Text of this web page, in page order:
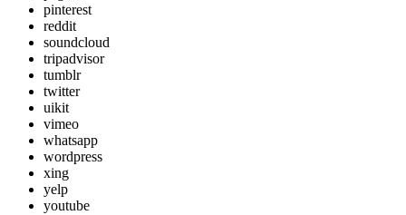
pinterest
reddit
soundcloud
tripadvisor
tumblr
twitter
uikit
vimeo
whatsapp
wordpress
xing
yelp
youtube